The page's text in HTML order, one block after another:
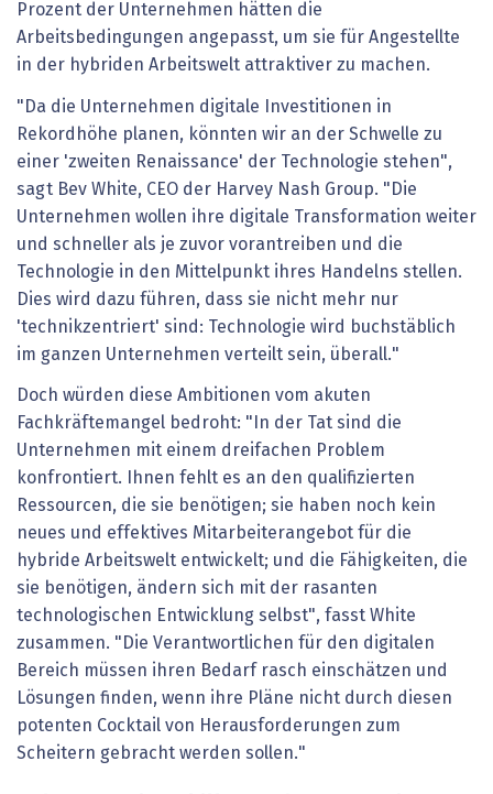
Prozent der Unternehmen hätten die
Arbeitsbedingungen angepasst, um sie für Angestellte
in der hybriden Arbeitswelt attraktiver zu machen.
"Da die Unternehmen digitale Investitionen in
Rekordhöhe planen, könnten wir an der Schwelle zu
einer 'zweiten Renaissance' der Technologie stehen",
sagt Bev White, CEO der Harvey Nash Group. "Die
Unternehmen wollen ihre digitale Transformation weiter
und schneller als je zuvor vorantreiben und die
Technologie in den Mittelpunkt ihres Handelns stellen.
Dies wird dazu führen, dass sie nicht mehr nur
'technikzentriert' sind: Technologie wird buchstäblich
im ganzen Unternehmen verteilt sein, überall."
Doch würden diese Ambitionen vom akuten
Fachkräftemangel bedroht: "In der Tat sind die
Unternehmen mit einem dreifachen Problem
konfrontiert. Ihnen fehlt es an den qualifizierten
Ressourcen, die sie benötigen; sie haben noch kein
neues und effektives Mitarbeiterangebot für die
hybride Arbeitswelt entwickelt; und die Fähigkeiten, die
sie benötigen, ändern sich mit der rasanten
technologischen Entwicklung selbst", fasst White
zusammen. "Die Verantwortlichen für den digitalen
Bereich müssen ihren Bedarf rasch einschätzen und
Lösungen finden, wenn ihre Pläne nicht durch diesen
potenten Cocktail von Herausforderungen zum
Scheitern gebracht werden sollen."